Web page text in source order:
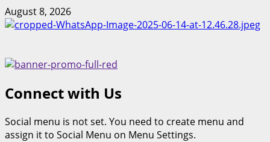
August 8, 2026
Connect with Us
Social menu is not set. You need to create menu and
assign it to Social Menu on Menu Settings.